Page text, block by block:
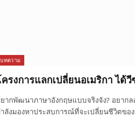
บทความ
รงการแลกเปลี่ยนอเมริกา ได้
ากพัฒนาภาษาอังกฤษแบบจริงจัง? อยาก
ลังมองหาประสบการณ์ที่จะเปลี่ยนชีวิตขอ